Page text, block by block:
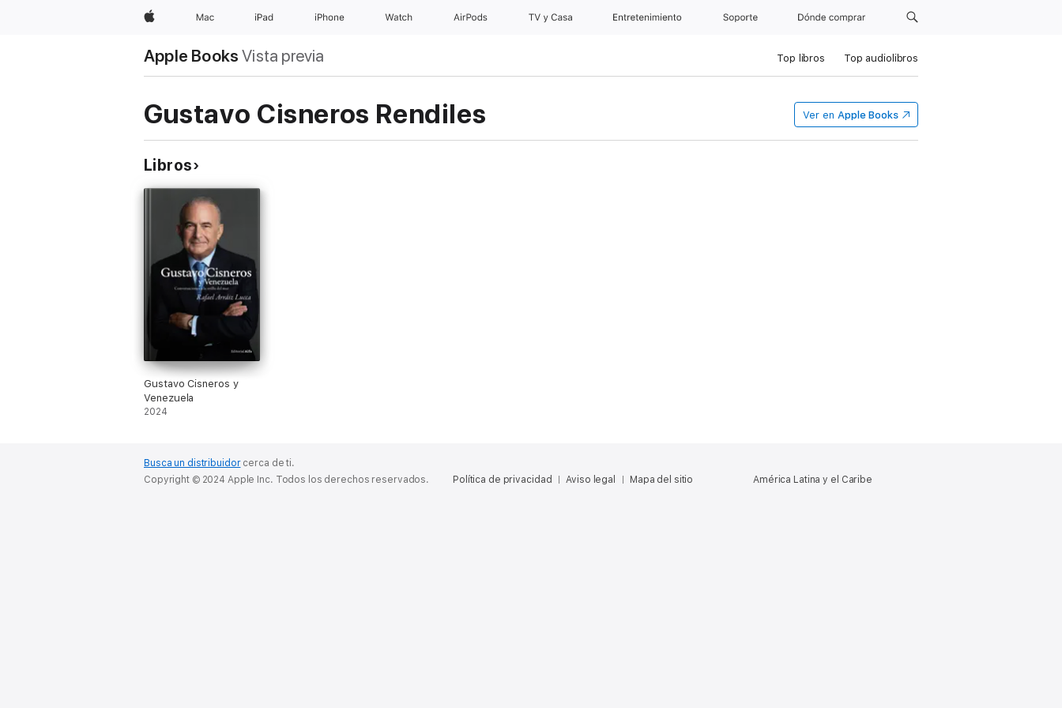
Apple Mac iPad iPhone Watch AirPods TV y Casa Entretenimiento Soporte Dónde comprar
Apple Books Vista previa Top libros Top audiolibros
Gustavo Cisneros Rendiles Ver en Apple Books
Libros
Gustavo Cisneros y
Venezuela
2024
Busca un distribuidorcerca de ti.
América Latina y el Caribe
Copyright © 2024 Apple Inc. Todos los derechos reservados. Política de privacidad Aviso legal Mapa del sitio